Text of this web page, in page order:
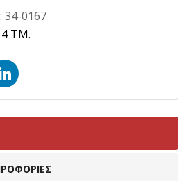
34-0167
TM.